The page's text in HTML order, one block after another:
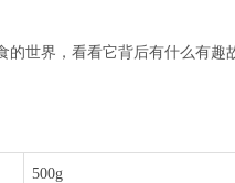
的世界，看看它背后有什么有趣
500g